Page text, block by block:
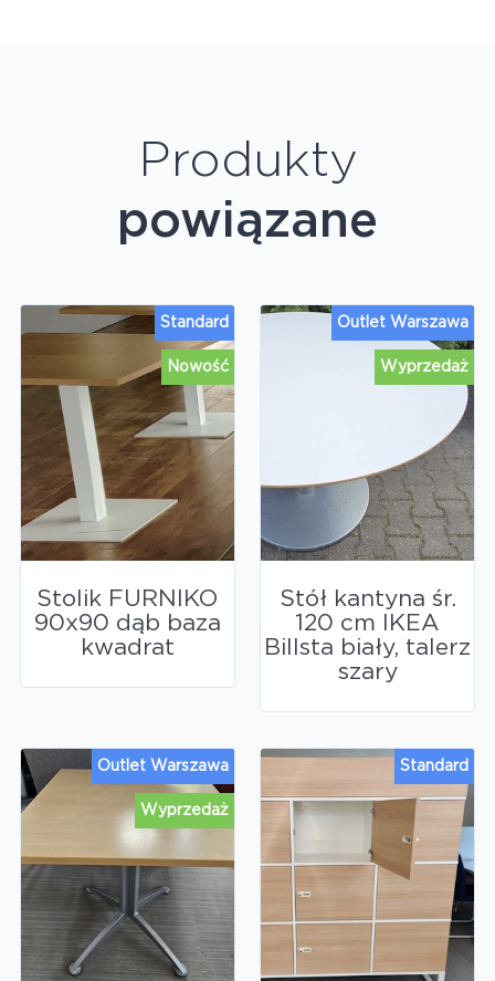
Produkty
powiązane
Nowość
Standard
Stolik FURNIKO
90x90 dąb baza
kwadrat
Wyprzedaż
Outlet Warszawa
Stół kantyna śr.
120 cm IKEA
Billsta biały, talerz
szary
Wyprzedaż
Outlet Warszawa Standard